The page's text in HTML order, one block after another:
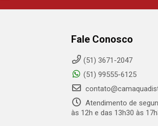
Fale Conosco
(51) 3671-2047
(51) 99555-6125
Atendimento de
às 12h e das 13h30 às